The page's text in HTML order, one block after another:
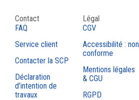
Contact
FAQ
Service client
Contacter la SCP
Déclaration
d’intention de
travaux
Légal
CGV
Accessibilité : non
conforme
Mentions légales
& CGU
RGPD